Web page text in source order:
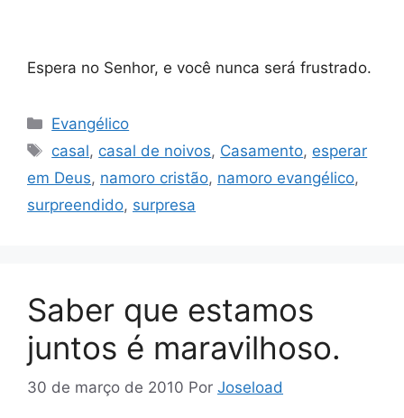
Espera no Senhor, e você nunca será frustrado.
Categorias
Evangélico
Tags
casal, casal de noivos, Casamento, esperar
em Deus, namoro cristão, namoro evangélico,
surpreendido, surpresa
Saber que estamos
juntos é maravilhoso.
30 de março de 2010 Por Joseload